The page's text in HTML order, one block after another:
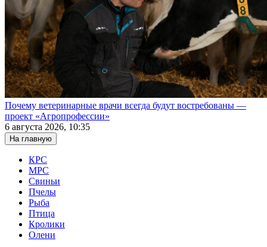
Почему ветеринарные врачи всегда будут востребованы —
проект «Агропрофессии»
6 августа 2026, 10:35
На главную
КРС
МРС
Свиньи
Пчелы
Рыба
Птица
Кролики
Олени